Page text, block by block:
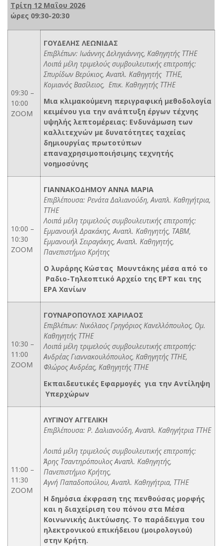
Τρίτη 12 Μαΐου 2026
ώρες 09:30-20:30
09:30 –
10:00
ZOOM
ΓΟΥΔΕΛΗΣ ΛΕΩΝΙΔΑΣ
Επιβλέπων: Ιωάννης Δεληγιάννης, Καθηγητής ΤΤΗΕ
Λοιπά μέλη τριμελούς συμβουλευτικής επιτροπής:
Σπυρίδων Βερύκιος, Αναπλ. Καθηγητής ΤΤΗΕ,
Κομιανός Βασίλειος, Επικ. Καθηγητής ΤΤΗΕ
Μια κλιμακούμενη περιγραφική μεθοδολογία
κειμένου για την ανάπτυξη έργων τέχνης
υψηλής λεπτομέρειας: Ενδυνάμωση των
καλλιτεχνών με δυνατότητες ταχείας
δημιουργίας πρωτοτύπων
επαναχρησιμοποιήσιμης τεχνητής
νοημοσύνης
10:00 –
10:30
ZOOM
ΓΙΑΝΝΑΚΟΔΗΜΟΥ ΑΝΝΑ ΜΑΡΙΑ
Επιβλέπουσα: Ρενάτα Δαλιανούδη, Αναπλ. Καθηγήτρια,
ΤΤΗΕ
Λοιπά μέλη τριμελούς συμβουλευτικής επιτροπής:
Εμμανουήλ Δρακάκης, Αναπλ. Καθηγητής, ΤΑΒΜ,
Εμμανουήλ Σειραγάκης, Αναπλ. Καθηγητής,
Πανεπιστήμιο Κρήτης
Ο λυράρης Κώστας Μουντάκης μέσα από το
Ραδιο-Τηλεοπτικό Αρχείο της ΕΡΤ και της
ΕΡΑ Χανίων
10:30 –
11:00
ΖΟΟΜ
ΓΟΥΝΑΡΟΠΟΥΛΟΣ ΧΑΡΙΛΑΟΣ
Επιβλέπων: Νικόλαος Γρηγόριος Κανελλόπουλος, Ομ.
Καθηγητής ΤΤΗΕ
Λοιπά μέλη τριμελούς συμβουλευτικής επιτροπής:
Ανδρέας Γιαννακουλόπουλος, Καθηγητής ΤΤΗΕ,
Φλώρος Ανδρέας, Καθηγητής ΤΤΗΕ
Εκπαιδευτικές Εφαρμογές για την Αντίληψη
Υπερχώρων
11:00 –
11:30
ΖΟΟΜ
ΛΥΓΙΝΟΥ ΑΓΓΕΛΙΚΗ
Επιβλέπουσα: Ρ. Δαλιανούδη, Αναπλ. Καθηγήτρια ΤΤΗΕ
Λοιπά μέλη τριμελούς συμβουλευτικής επιτροπής:
Άρης Τσαντηρόπουλος Αναπλ. Καθηγητής,
Πανεπιστήμιο Κρήτης,
Αγνή Παπαδοπούλου, Αναπλ. Καθηγήτρια, ΤΤΗΕ
Η δημόσια έκφραση της πενθούσας μορφής
και η διαχείριση του πόνου στα Μέσα
Κοινωνικής Δικτύωσης. Το παράδειγμα του
ηλεκτρονικού επικήδειου (μοιρολογιού)
στην Κρήτη.